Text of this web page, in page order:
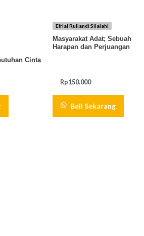
Cinta
Efrial Ruliandi Silalahi
Masyarakat Adat; Sebuah
Harapan dan Perjuangan
Rp150.000
Beli Sekarang